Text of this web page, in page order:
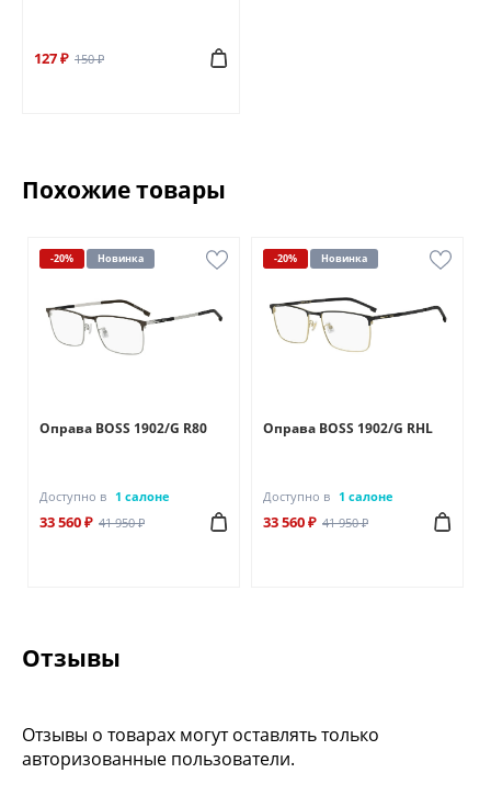
127 ₽ 150 ₽
Похожие товары
-20% Новинка
Оправа BOSS 1902/G R80
Доступно в 1 салоне
33 560 ₽ 41 950 ₽
-20% Новинка
Оправа BOSS 1902/G RHL
Доступно в 1 салоне
33 560 ₽ 41 950 ₽
Отзывы
Отзывы о товарах могут оставлять только
авторизованные пользователи.